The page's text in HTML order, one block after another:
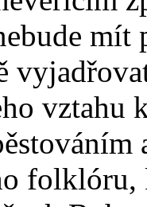
vztahu
folklóru,